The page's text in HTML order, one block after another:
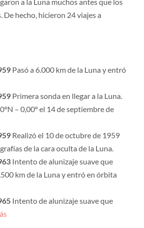
De hecho, hicieron 24 viajes a
Pasó a 6.000 km de la Luna y entró
Primera sonda en llegar a la Luna.
– 0,00º el 14 de septiembre de
Realizó el 10 de octubre de 1959
de la cara oculta de la Luna.
Intento de alunizaje suave que
km de la Luna y entró en órbita
Intento de alunizaje suave que